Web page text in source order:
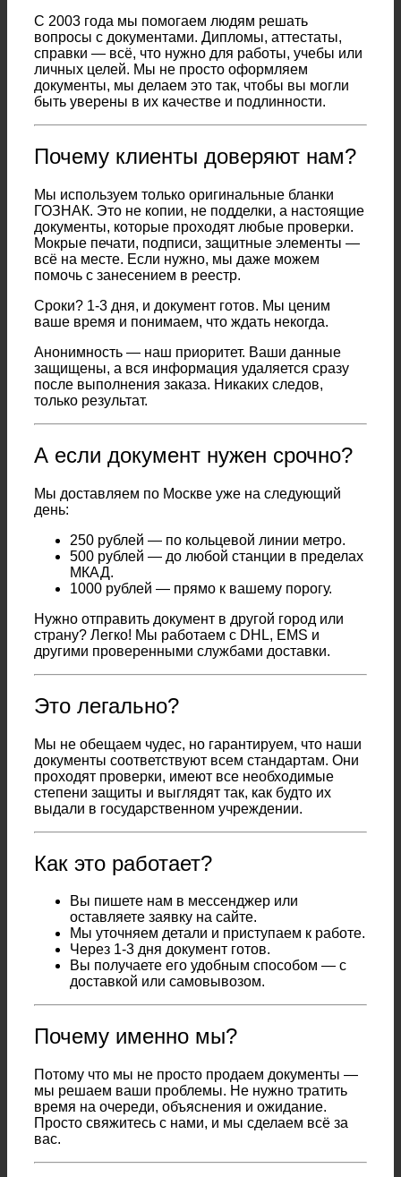
С 2003 года мы помогаем людям решать
вопросы с документами. Дипломы, аттестаты,
справки — всё, что нужно для работы, учебы или
личных целей. Мы не просто оформляем
документы, мы делаем это так, чтобы вы могли
быть уверены в их качестве и подлинности.
Почему клиенты доверяют нам?
Мы используем только оригинальные бланки
ГОЗНАК. Это не копии, не подделки, а настоящие
документы, которые проходят любые проверки.
Мокрые печати, подписи, защитные элементы —
всё на месте. Если нужно, мы даже можем
помочь с занесением в реестр.
Сроки? 1-3 дня, и документ готов. Мы ценим
ваше время и понимаем, что ждать некогда.
Анонимность — наш приоритет. Ваши данные
защищены, а вся информация удаляется сразу
после выполнения заказа. Никаких следов,
только результат.
А если документ нужен срочно?
Мы доставляем по Москве уже на следующий
день:
250 рублей — по кольцевой линии метро.
500 рублей — до любой станции в пределах
МКАД.
1000 рублей — прямо к вашему порогу.
Нужно отправить документ в другой город или
страну? Легко! Мы работаем с DHL, EMS и
другими проверенными службами доставки.
Это легально?
Мы не обещаем чудес, но гарантируем, что наши
документы соответствуют всем стандартам. Они
проходят проверки, имеют все необходимые
степени защиты и выглядят так, как будто их
выдали в государственном учреждении.
Как это работает?
Вы пишете нам в мессенджер или
оставляете заявку на сайте.
Мы уточняем детали и приступаем к работе.
Через 1-3 дня документ готов.
Вы получаете его удобным способом — с
доставкой или самовывозом.
Почему именно мы?
Потому что мы не просто продаем документы —
мы решаем ваши проблемы. Не нужно тратить
время на очереди, объяснения и ожидание.
Просто свяжитесь с нами, и мы сделаем всё за
вас.